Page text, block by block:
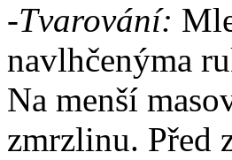
-Tvarování:
navlhčenýma
Na menší
zmrzlinu. Před